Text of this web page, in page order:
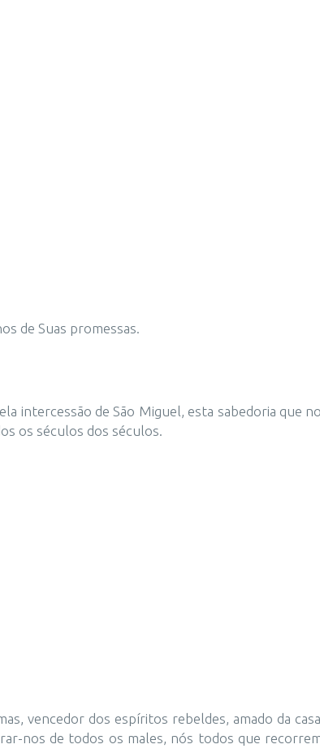
de Suas promessas.
intercessão de São Miguel, esta sabedoria que
os séculos dos séculos.
vencedor dos espíritos rebeldes, amado da
nos de todos os males, nós todos que